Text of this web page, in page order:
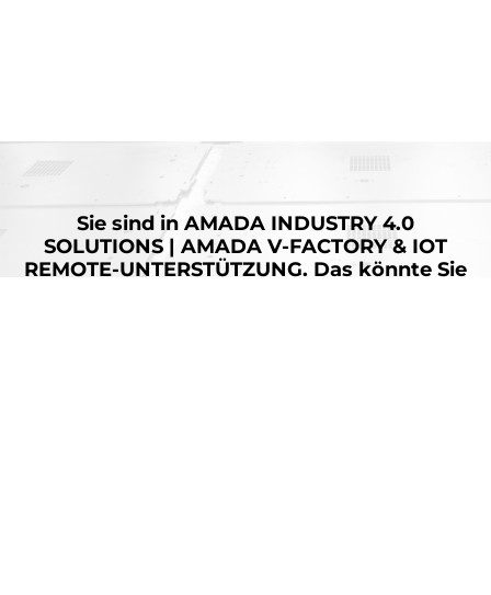
Sie sind in AMADA INDUSTRY 4.0
SOLUTIONS | AMADA V-FACTORY & IOT
REMOTE-UNTERSTÜTZUNG. Das könnte Sie